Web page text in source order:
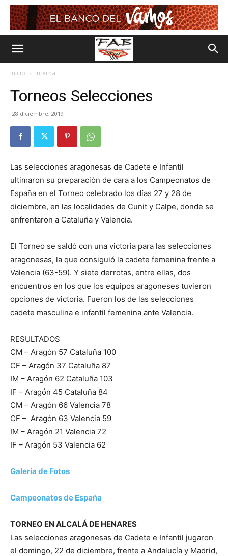
Inicio Interna
Torneos Selecciones
28 diciembre, 2019
Las selecciones aragonesas de Cadete e Infantil
ultimaron su preparación de cara a los Campeonatos de
España en el Torneo celebrado los días 27 y 28 de
diciembre, en las localidades de Cunit y Calpe, donde se
enfrentaron a Cataluña y Valencia.
El Torneo se saldó con una victoria para las selecciones
aragonesas, la que consiguió la cadete femenina frente a
Valencia (63-59). Y siete derrotas, entre ellas, dos
encuentros en los que los equipos aragoneses tuvieron
opciones de victoria. Fueron los de las selecciones
cadete masculina e infantil femenina ante Valencia.
RESULTADOS
CM – Aragón 57 Cataluña 100
CF – Aragón 37 Cataluña 87
IM – Aragón 62 Cataluña 103
IF – Aragón 45 Cataluña 84
CM – Aragón 66 Valencia 78
CF – Aragón 63 Valencia 59
IM – Aragón 21 Valencia 72
IF – Aragón 53 Valencia 62
Galería de Fotos
Campeonatos de España
TORNEO EN ALCALÁ DE HENARES
Las selecciones aragonesas de Cadete e Infantil jugaron
el domingo, 22 de diciembre, frente a Andalucía y Madrid,